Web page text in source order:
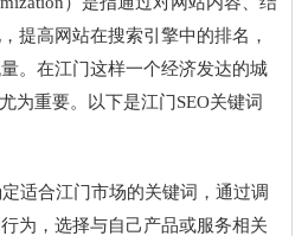
提高网站在搜索引擎中的排名，
。在江门这样一个经济发达的城
为重要。以下是江门SEO关键词
适合江门市场的关键词，通过调
为，选择与自己产品或服务相关